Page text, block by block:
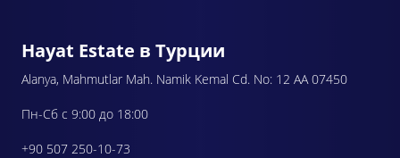
Hayat Estate в Турции
Alanya, Mahmutlar Mah. Namik Kemal Cd. No: 12 AA 07450
Пн-Сб с 9:00 до 18:00
+90 507 250-10-73